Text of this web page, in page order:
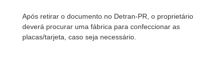
Após retirar o documento no Detran-PR, o proprietário
deverá procurar uma fábrica para confeccionar as
placas/tarjeta, caso seja necessário.